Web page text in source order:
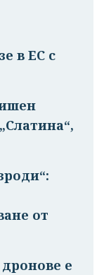
в ЕС с
от
е